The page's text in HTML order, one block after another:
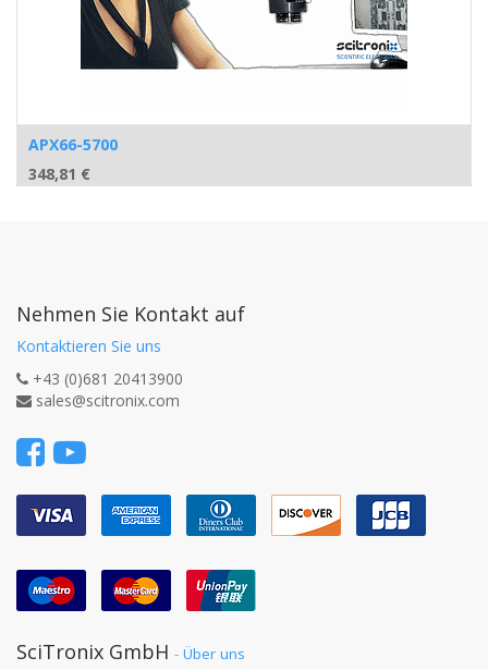
APX66-5700
348,81 €
Nehmen Sie Kontakt auf
Kontaktieren Sie uns
+43 (0)681 20413900
sales@scitronix.com
SciTronix GmbH - Über uns